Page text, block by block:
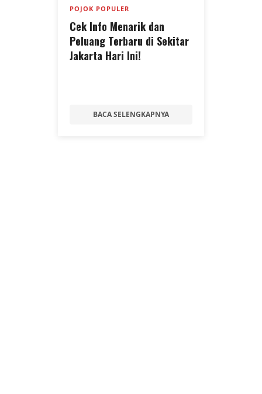
POJOK POPULER
Cek Info Menarik dan
Peluang Terbaru di Sekitar
Jakarta Hari Ini!
BACA SELENGKAPNYA